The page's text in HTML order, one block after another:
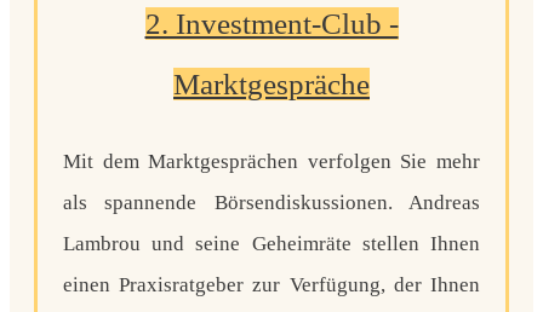
2. Investment-Club -
Marktgespräche
Mit dem Marktgesprächen verfolgen Sie mehr
alsspannende Börsendiskussionen. Andreas
Lambrou und seine Geheimräte stellen Ihnen
einen Praxisratgeber zur Verfügung, der Ihnen